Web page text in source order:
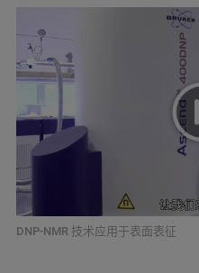
DNP-NMR 技术应用于表面表征